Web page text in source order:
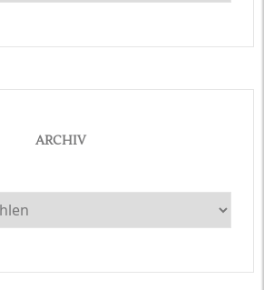
ARCHIV